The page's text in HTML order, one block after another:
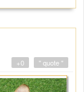
" quote "
+0